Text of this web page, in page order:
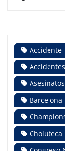
Accidente
Asesinatos
Barcelona
Choluteca